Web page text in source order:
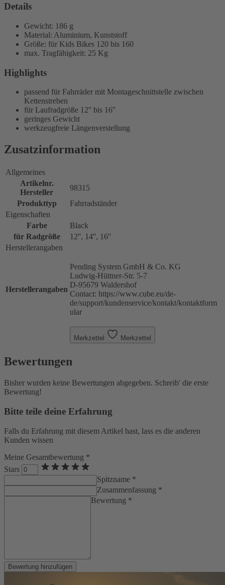
Details
Gewicht: 186 g
Material: Aluminium, Kunststoff
Größe: für Kids Bikes 120 bis 160
max. Tragfähigkeit: 25 Kg
Highlights
passend für Fahrräder mit Montageschnittstelle zwischen
Kettenstreben
für Laufradgröße 12'' bis 16''
geringes Gewicht
werkzeugfreie Längenverstellung
Zusatzinformation
Allgemeines
Artikelnr.
Hersteller
98315
Produkttyp
Fahrradständer
Eigenschaften
Farbe
Black
für Radgröße
12'', 14'', 16''
Herstellerangaben
Herstellerangaben
Pending System GmbH & Co. KG
Ludwig-Hüttner-Str. 5-7
D-95679 Waldershof
Contact: https://www.cube.eu/de-
de/support/kundenservice/kontakt/kontaktform
ular
Merkzettel Merkzettel
Bewertungen
Bisher wurden keine Bewertungen abgegeben. Schreib' die erste
Bewertung!
Bitte teile deine Erfahrung
Falls du Erfahrung mit diesem Artikel hast, lass es die anderen
Kunden wissen
Meine Gesamtbewertung *
Stars
Spitzname *
Zusammenfassung *
Bewertung *
Bewertung hinzufügen